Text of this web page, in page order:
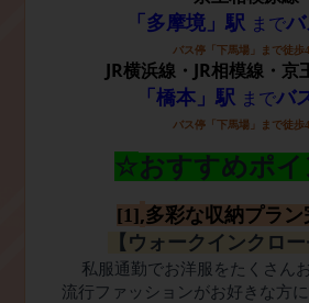
「多摩境」駅 までバ
バス停「下馬場」まで徒歩4
JR横浜線・ JR相模線・京
「橋本」駅 までバ
バス停「下馬場」まで徒歩4
☆おすすめポイ
[1],多彩な収納プラン
【ウォークインクロー
私服通勤でお洋服をたくさん
流行ファッションがお好きな方